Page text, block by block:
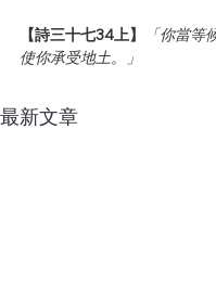
【詩三十七34上】
「你當
使你承受地土。」
最新文章